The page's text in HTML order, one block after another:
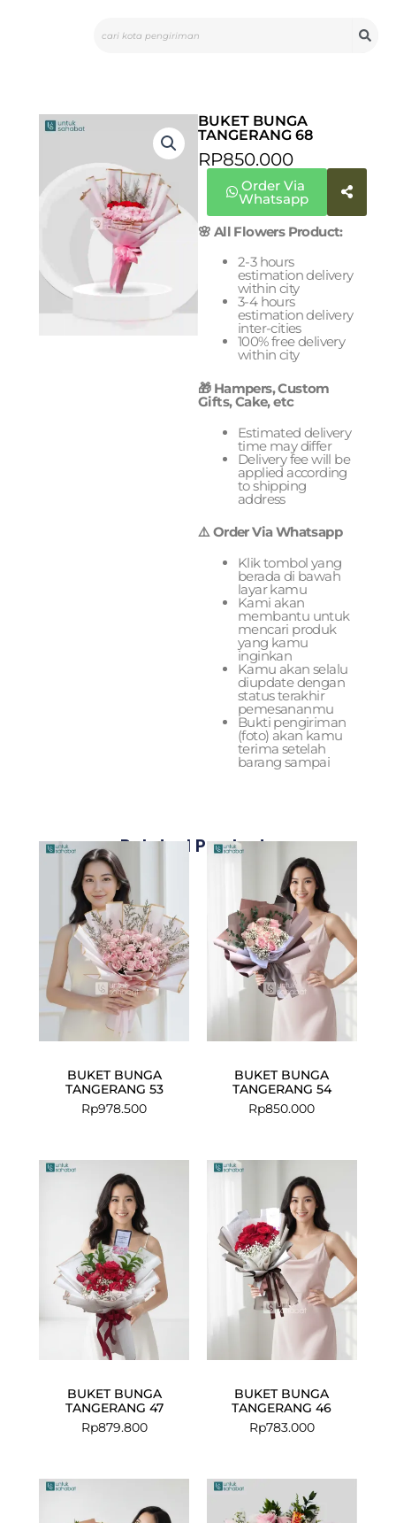
BUKET BUNGA
TANGERANG 68
RP850.000
Order Via
Whatsapp
🌸 All Flowers Product:
2-3 hours
estimation delivery
within city
3-4 hours
estimation delivery
inter-cities
100% free delivery
within city
🎁 Hampers, Custom
Gifts, Cake, etc
Estimated delivery
time may differ
Delivery fee will be
applied according
to shipping
address
⚠️ Order Via Whatsapp
Klik tombol yang
berada di bawah
layar kamu
Kami akan
membantu untuk
mencari produk
yang kamu
inginkan
Kamu akan selalu
diupdate dengan
status terakhir
pemesananmu
Bukti pengiriman
(foto) akan kamu
terima setelah
barang sampai
Related Products
BUKET BUNGA
TANGERANG 53
Rp978.500
BUKET BUNGA
TANGERANG 54
Rp850.000
BUKET BUNGA
TANGERANG 47
Rp879.800
BUKET BUNGA
TANGERANG 46
Rp783.000
Original
price